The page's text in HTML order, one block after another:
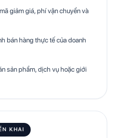
giảm giá, phí vận chuyển và
bán hàng thực tế của doanh
sản phẩm, dịch vụ hoặc giới
KHAI